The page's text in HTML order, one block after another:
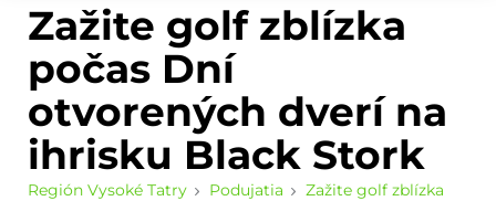
Zažite golf zblízka
počas Dní
otvorených dverí na
ihrisku Black Stork
Región Vysoké Tatry Podujatia
Zažite golf zblízka